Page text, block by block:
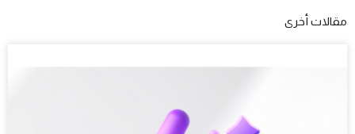
مقالات أخرى